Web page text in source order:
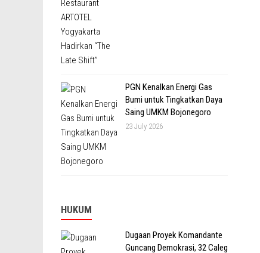
PGN Kenalkan Energi Gas
Bumi untuk Tingkatkan Daya
Saing UMKM Bojonegoro
23 July 2026
HUKUM
Dugaan Proyek Komandante
Guncang Demokrasi, 32 Caleg